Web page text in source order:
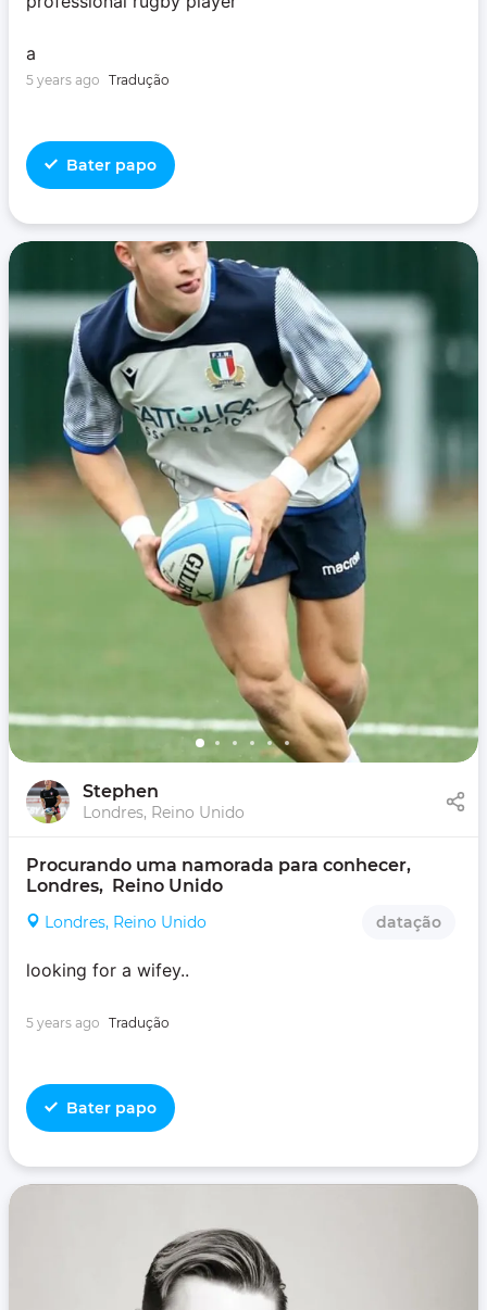
a
5 years ago Tradução
Bater papo
Stephen
Londres, Reino Unido
Procurando uma namorada para conhecer,
Londres,  Reino Unido
Londres, Reino Unido datação
looking for a wifey..
5 years ago Tradução
Bater papo